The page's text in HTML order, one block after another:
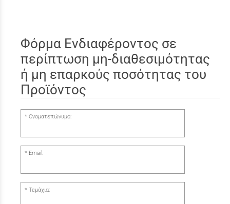
Φόρμα Ενδιαφέροντος σε
περίπτωση μη-διαθεσιμότητας
ή μη επαρκούς ποσότητας του
Προϊόντος
Ονοματεπώνυμο:
Email:
Τεμάχια: